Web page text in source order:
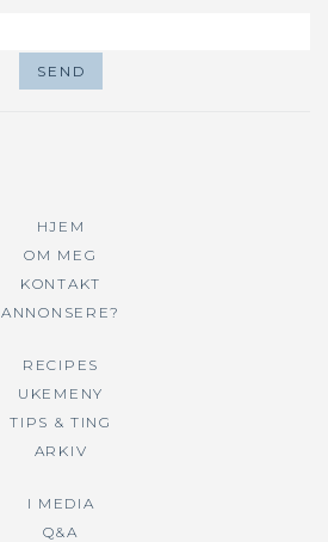
HJEM
OM MEG
KONTAKT
ANNONSERE?
RECIPES
UKEMENY
TIPS & TING
ARKIV
I MEDIA
Q&A